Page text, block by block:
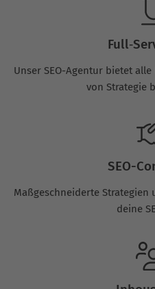
Unser SEO-Agentur bietet
von Strategie
SEO-
Maßgeschneiderte Strategien
deine